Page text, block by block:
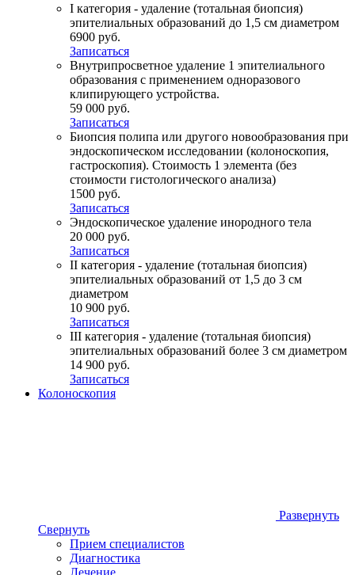
I категория - удаление (тотальная биопсия)
эпителиальных образований до 1,5 см диаметром
6900 руб.
Записаться
Внутрипросветное удаление 1 эпителиального
образования с применением одноразового
клипирующего устройства.
59 000 руб.
Записаться
Биопсия полипа или другого новообразования при
эндоскопическом исследовании (колоноскопия,
гастроскопия). Стоимость 1 элемента (без
стоимости гистологического анализа)
1500 руб.
Записаться
Эндоскопическое удаление инородного тела
20 000 руб.
Записаться
II категория - удаление (тотальная биопсия)
эпителиальных образований от 1,5 до 3 см
диаметром
10 900 руб.
Записаться
III категория - удаление (тотальная биопсия)
эпителиальных образований более 3 см диаметром
14 900 руб.
Записаться
Колоноскопия
Развернуть
Свернуть
Прием специалистов
Диагностика
Лечение